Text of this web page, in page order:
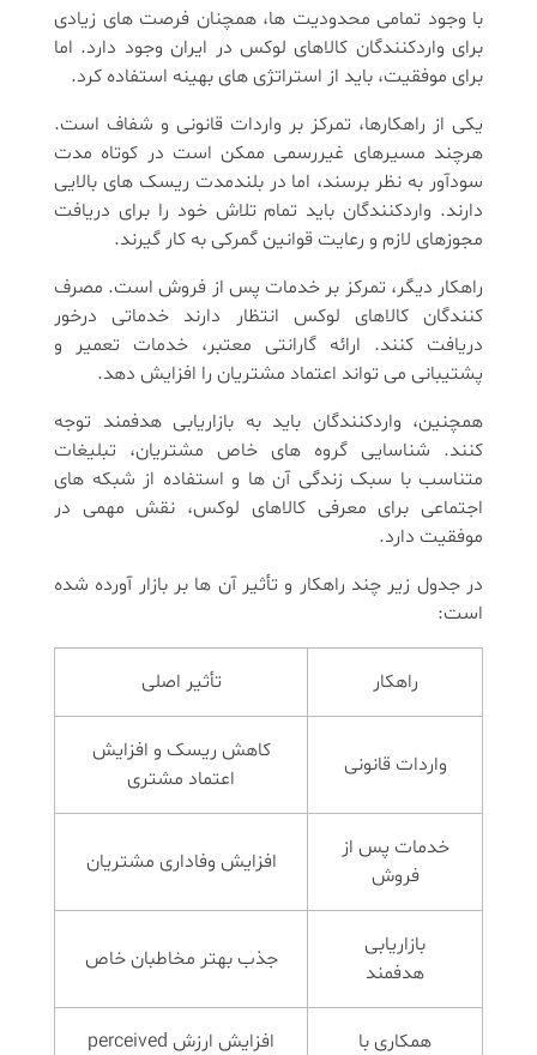
با وجود تمامی محدودیت ها، همچنان فرصت های زیادی
برای واردکنندگان کالاهای لوکس در ایران وجود دارد. اما
برای موفقیت، باید از استراتژی های بهینه استفاده کرد.
یکی از راهکارها، تمرکز بر واردات قانونی و شفاف است.
هرچند مسیرهای غیررسمی ممکن است در کوتاه مدت
سودآور به نظر برسند، اما در بلندمدت ریسک های بالایی
دارند. واردکنندگان باید تمام تلاش خود را برای دریافت
مجوزهای لازم و رعایت قوانین گمرکی به کار گیرند.
راهکار دیگر، تمرکز بر خدمات پس از فروش است. مصرف
کنندگان کالاهای لوکس انتظار دارند خدماتی درخور
دریافت کنند. ارائه گارانتی معتبر، خدمات تعمیر و
پشتیبانی می تواند اعتماد مشتریان را افزایش دهد.
همچنین، واردکنندگان باید به بازاریابی هدفمند توجه
کنند. شناسایی گروه های خاص مشتریان، تبلیغات
متناسب با سبک زندگی آن ها و استفاده از شبکه های
اجتماعی برای معرفی کالاهای لوکس، نقش مهمی در
موفقیت دارد.
در جدول زیر چند راهکار و تأثیر آن ها بر بازار آورده شده
است:
راهکار تأثیر اصلی
واردات قانونی
کاهش ریسک و افزایش
اعتماد مشتری
خدمات پس از
فروش
افزایش وفاداری مشتریان
بازاریابی
هدفمند
جذب بهتر مخاطبان خاص
همکاری با افزایش ارزش perceived